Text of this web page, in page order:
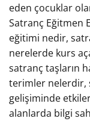
eden çocuklar
Satranç Eğitmen
eğitimi nedir,
nerelerde kurs
satranç taşların
terimler nelerdir,
gelişiminde
alanlarda bilgi